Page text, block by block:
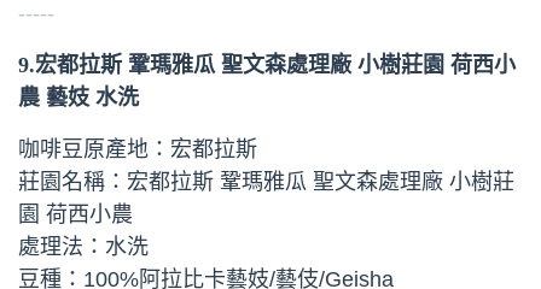
-----
9.宏都拉斯 鞏瑪雅瓜 聖文森處理廠 小樹莊園 荷西小
農 藝妓 水洗
咖啡豆原產地：宏都拉斯
莊園名稱：宏都拉斯 鞏瑪雅瓜 聖文森處理廠 小樹莊
園 荷西小農
處理法：水洗
豆種：100%阿拉比卡藝妓/藝伎/Geisha